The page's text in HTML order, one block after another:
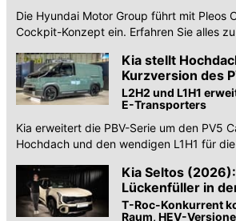
Sprachsteuerung.
Die Hyundai Motor Group führt mit Pleos
Cockpit-Konzept ein. Erfahren Sie alles
Kia stellt
Kurzversion des
L2H2 und L1H1
E-Transporters
Kia erweitert die PBV-Serie um den PV5
Hochdach und den wendigen L1H1 für
Kia Seltos
Lückenfüller in
T-Roc-Konkurrent
Raum, HEV-